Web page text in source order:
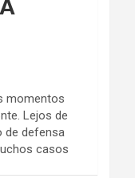
momentos
Lejos de
de defensa
casos